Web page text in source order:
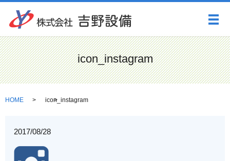
メ
icon_instagram
HOME icon_instagram
2017/08/28